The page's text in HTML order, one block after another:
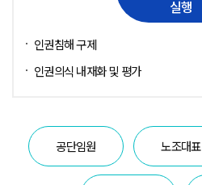
실행
인권침해 구제
인권의식 내재화 및 평가
공단임원 노조대표